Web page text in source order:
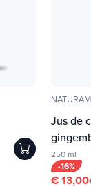
Jus de
250 ml
-16%
€ 13,00